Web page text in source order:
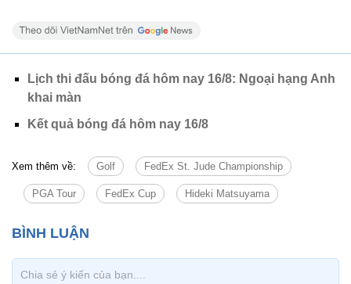
Lịch thi đấu bóng đá hôm nay 16/8: Ngoại hạng Anh
khai màn
Kết quả bóng đá hôm nay 16/8
Xem thêm về: Golf FedEx St. Jude Championship
PGA Tour FedEx Cup Hideki Matsuyama